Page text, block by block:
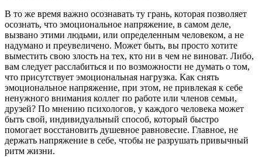
В то же время важно осознавать ту грань, которая позволяет
осознать, что эмоциональное напряжение, в самом деле,
вызвано этими людьми, или определенным человеком, а не
надумано и преувеличено. Может быть, вы просто хотите
выместить свою злость на тех, кто ни в чем не виноват. Либо,
вам следует расслабиться и по возможности не думать о том,
что присутствует эмоциональная нагрузка. Как снять
эмоциональное напряжение, при этом, не привлекая к себе
ненужного внимания коллег по работе или членов семьи,
друзей? По мнению психологов, у каждого человека может
быть свой, индивидуальный способ, который быстро
помогает восстановить душевное равновесие. Главное, не
держать напряжение в себе, чтобы не разрушать привычный
ритм жизни.